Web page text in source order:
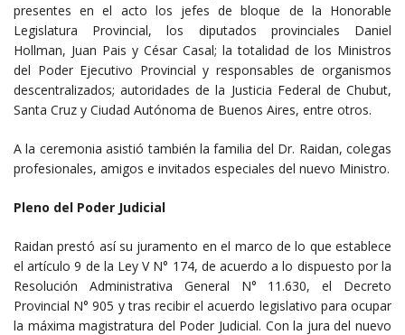
presentes en el acto los jefes de bloque de la Honorable
Legislatura Provincial, los diputados provinciales Daniel
Hollman, Juan Pais y César Casal; la totalidad de los Ministros
del Poder Ejecutivo Provincial y responsables de organismos
descentralizados; autoridades de la Justicia Federal de Chubut,
Santa Cruz y Ciudad Autónoma de Buenos Aires, entre otros.
A la ceremonia asistió también la familia del Dr. Raidan, colegas
profesionales, amigos e invitados especiales del nuevo Ministro.
Pleno del Poder Judicial
Raidan prestó así su juramento en el marco de lo que establece
el artículo 9 de la Ley V N° 174, de acuerdo a lo dispuesto por la
Resolución Administrativa General N° 11.630, el Decreto
Provincial N° 905 y tras recibir el acuerdo legislativo para ocupar
la máxima magistratura del Poder Judicial. Con la jura del nuevo